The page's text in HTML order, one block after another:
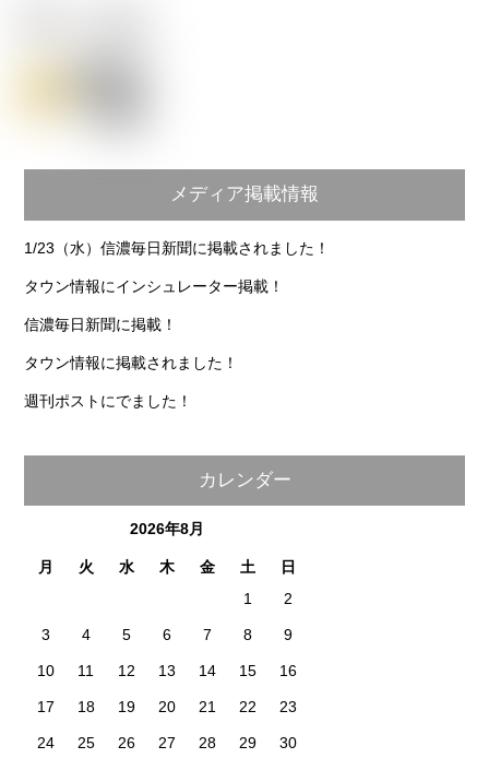
メディア掲載情報
1/23（水）信濃毎日新聞に掲載されました！
タウン情報にインシュレーター掲載！
信濃毎日新聞に掲載！
タウン情報に掲載されました！
週刊ポストにでました！
カレンダー
2026年8月
月 火 水 木 金 土
日
1
2
3 4 5 6 7 8 9
10 11 12 13 14 15 16
17 18 19 20 21 22 23
24 25 26 27 28 29 30